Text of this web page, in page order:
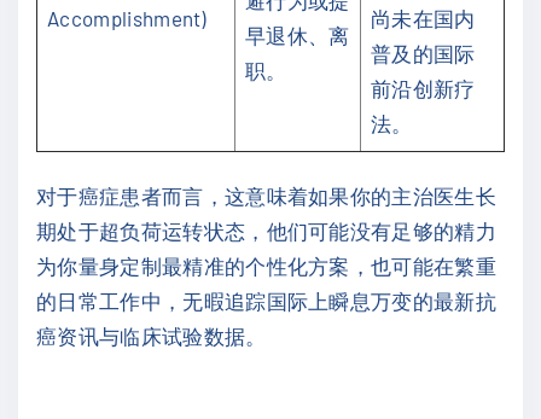
Accomplishment)
早退休、离
职。
尚未在国内
普及的国际
前沿创新疗
法。
对于癌症患者而言，这意味着如果你的主治医生长
期处于超负荷运转状态，他们可能没有足够的精力
为你量身定制最精准的个性化方案，也可能在繁重
的日常工作中，无暇追踪国际上瞬息万变的最新抗
癌资讯与临床试验数据。